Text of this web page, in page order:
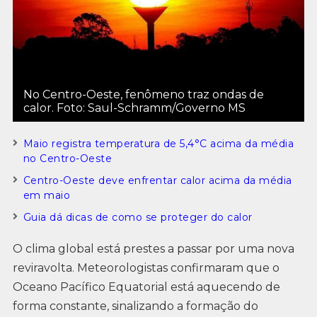
No Centro-Oeste, fenômeno traz ondas de
calor. Foto: Saul-Schramm/Governo MS
Maio registra temperatura de 5,4°C acima da média
no Centro-Oeste
Centro-Oeste deve enfrentar calor acima da média
em maio
Guia dá dicas de como se proteger do calor
O clima global está prestes a passar por uma nova
reviravolta. Meteorologistas confirmaram que o
Oceano Pacífico Equatorial está aquecendo de
forma constante, sinalizando a formação do